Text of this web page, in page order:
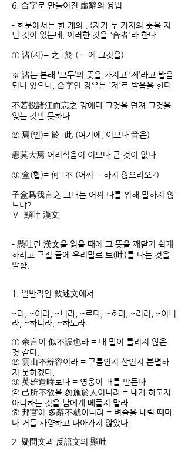
6. 合字로 만들어진 虛辭의 용법
- 한문에서는 한 개의 글자가 두 가지의 뜻을 지
닌 것이 있는데, 이러한 것을 '合者'라 한다
① 諸(저)= 之+於 (∼ 에 그것을)
※ 諸는 본래 ‘모두’의 뜻을 가지고 ‘제’라고 발음
되나 있으나, 合字인 경우는 '저'로 발음을 한다
不若投諸江而忘之 강에다 그것을 던져 그것을
잊는 것만 못하다
② 焉(언)= 於+此 (여기에, 이보다 音은)
愚莫大焉 어리석음이 이보다 큰 것이 없다
③ 盒(합)= 何+不 (어찌 ∼하지 않으리오?)
子盒爲我言之 그대는 어찌 나를 위해 말하지 않
느냐?
Ⅴ. 顯吐 漢文
- 懸吐란 漢文을 읽을 때에 그 뜻을 깨닫기 쉽게
하려고 구절 끝에 우리말로 토(吐)를 다는 것을
말함.
1. 일반적인 敍述文에서
~라, ~이라, ~니라, ~로다, ~호라, ~러라, ~이니
라, ~하니라, ~하노라
① 余言이 似不誤也라 = 내 말이 틀리지 않은
것 같다.
② 雲山不辨容이라 = 구름인지 산인지 분별하
지 못하겠다.
③ 英雄造時로다 = 영웅이 때를 만든다.
④ 己所不欲을 勿施於人이니라 = 내가 하고자
아니하는 것을 남에게 베풀지 말라.
⑤ 邦官에 多辭不就이니라 = 벼슬을 내릴 때마
다 거듭 사양하고 나아가지 않았다.
2. 疑問文과 反語文의 顯吐